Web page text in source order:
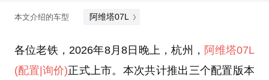
本文介绍的车型 阿维塔07L
各位老铁，2026年8月8日晚上，杭州， 阿维塔07L
(配置 |询价)正式上市。本次共计推出三个配置版本